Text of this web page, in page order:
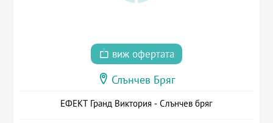
виж офертата
Слънчев Бряг
ЕФЕКТ Гранд Виктория - Слънчев бряг